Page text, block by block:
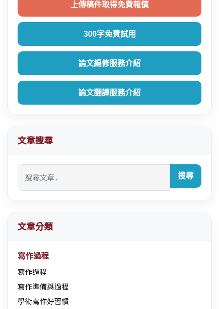
上傳稿件取得免費報價
300字免費試用
論文編修服務介紹
論文翻譯服務介紹
文章搜尋
搜尋
文章分類
寫作過程
寫作過程
寫作準備與過程
學術寫作好習慣